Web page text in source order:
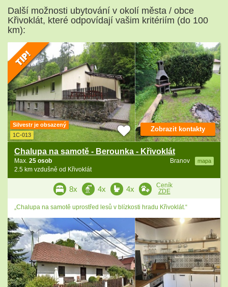
Další možnosti ubytování v okolí města / obce
Křivoklát, které odpovídají vašim kritériím (do 100
km):
Silvestr je obsazený
1C-013
Chalupa na samotě - Berounka - Křivoklát
Branov mapa
Max. 25 osob
2.5 km vzdušně od Křivoklát
Zobrazit kontakty
8x 4x 4x
Ceník
ZDE
„Chalupa na samotě uprostřed lesů v blízkosti hradu Křivoklát.“